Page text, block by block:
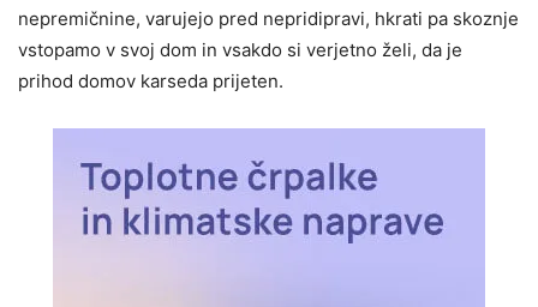
nepremičnine, varujejo pred nepridipravi, hkrati pa skoznje
vstopamo v svoj dom in vsakdo si verjetno želi, da je
prihod domov karseda prijeten.